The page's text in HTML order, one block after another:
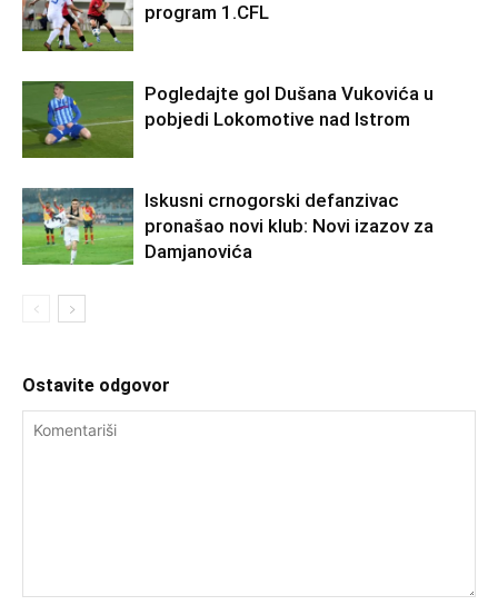
program 1.CFL
Pogledajte gol Dušana Vukovića u
pobjedi Lokomotive nad Istrom
Iskusni crnogorski defanzivac
pronašao novi klub: Novi izazov za
Damjanovića
Ostavite odgovor